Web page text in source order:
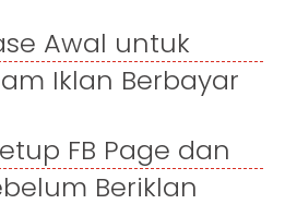
Awal untuk
Iklan Berbayar
FB Page dan
Beriklan